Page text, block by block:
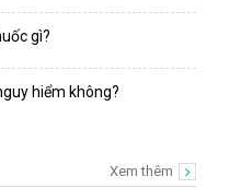
gì?
hiểm không?
Xem thêm